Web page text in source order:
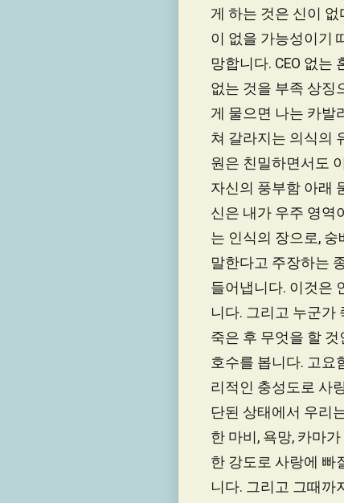
게 하는 것은 신이
이 없을 가능성이기
망합니다. CEO 없는
없는 것을 부족 상징
게 물으면 나는 카발
쳐 갈라지는 의식의
원은 친밀하면서도
자신의 풍부함 아래
신은 내가 우주 영역
는 인식의 장으로,
말한다고 주장하는
들어냅니다. 이것은
니다. 그리고 누군가
죽은 후 무엇을 할
호수를 봅니다. 고요
리적인 충성도로 사
단된 상태에서 우리
한 마비, 욕망, 카마
한 강도로 사랑에 빠
니다. 그리고 그때까